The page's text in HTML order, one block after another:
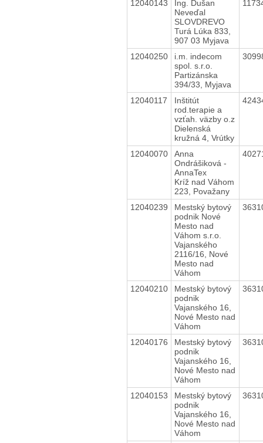
12040143
Ing. Dušan
Neveďal
SLOVDREVO
Turá Lúka 833,
907 03 Myjava
12040250
i.m. indecom
spol. s.r.o.
Partizánska
394/33, Myjava
12040117
Inštitút
rod.terapie a
vzťah. väzby o.z
Dielenská
kružná 4, Vrútky
12040070
Anna
Ondrášiková -
AnnaTex
Kríž nad Váhom
223, Považany
12040239
Mestský bytový
podnik Nové
Mesto nad
Váhom s.r.o.
Vajanského
2116/16, Nové
Mesto nad
Váhom
12040210
Mestský bytový
podnik
Vajanského 16,
Nové Mesto nad
Váhom
12040176
Mestský bytový
podnik
Vajanského 16,
Nové Mesto nad
Váhom
12040153
Mestský bytový
podnik
Vajanského 16,
Nové Mesto nad
Váhom